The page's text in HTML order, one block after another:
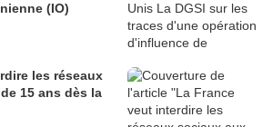
(IO)
les réseaux
15 ans dès la